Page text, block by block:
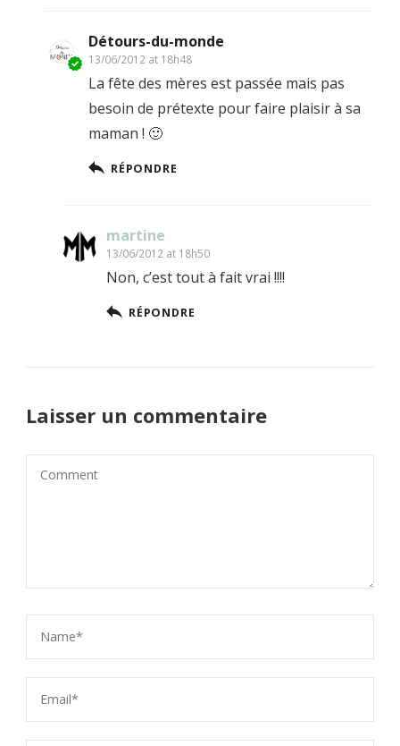
Détours-du-monde
13/06/2012 at 18h48
La fête des mères est passée mais pas
besoin de prétexte pour faire plaisir à sa
maman ! 🙂
RÉPONDRE
martine
13/06/2012 at 18h50
Non, c’est tout à fait vrai !!!!
RÉPONDRE
Laisser un commentaire